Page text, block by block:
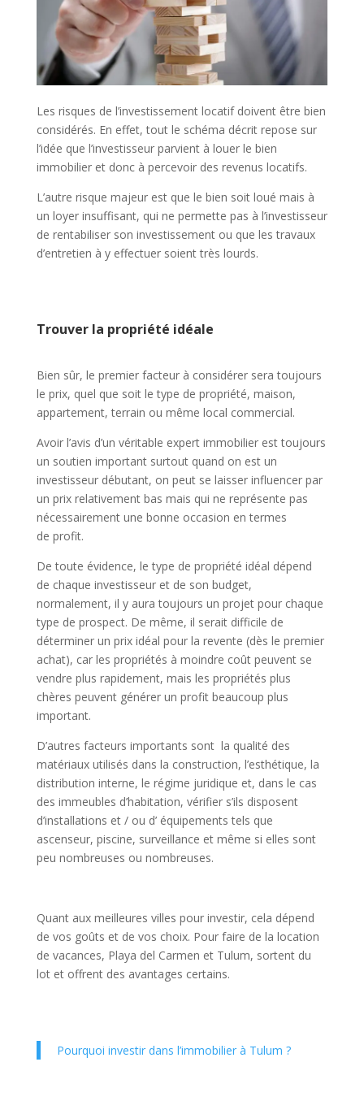
Les risques de l’investissement locatif doivent être bien
considérés. En effet, tout le schéma décrit repose sur
l’idée que l’investisseur parvient à louer le bien
immobilier et donc à percevoir des revenus locatifs.
L’autre risque majeur est que le bien soit loué mais à
un loyer insuffisant, qui ne permette pas à l’investisseur
de rentabiliser son investissement ou que les travaux
d’entretien à y effectuer soient très lourds.
Trouver la propriété idéale
Bien sûr, le premier facteur à considérer sera toujours
le prix, quel que soit le type de propriété, maison,
appartement, terrain ou même local commercial.
Avoir l’avis d’un véritable expert immobilier est toujours
un soutien important surtout quand on est un
investisseur débutant, on peut se laisser influencer par
un prix relativement bas mais qui ne représente pas
nécessairement une bonne occasion en termes
de profit.
De toute évidence, le type de propriété idéal dépend
de chaque investisseur et de son budget,
normalement, il y aura toujours un projet pour chaque
type de prospect. De même, il serait difficile de
déterminer un prix idéal pour la revente (dès le premier
achat), car les propriétés à moindre coût peuvent se
vendre plus rapidement, mais les propriétés plus
chères peuvent générer un profit beaucoup plus
important.
D’autres facteurs importants sont la qualité des
matériaux utilisés dans la construction, l’esthétique, la
distribution interne, le régime juridique et, dans le cas
des immeubles d’habitation, vérifier s’ils disposent
d’installations et / ou d’ équipements tels que
ascenseur, piscine, surveillance et même si elles sont
peu nombreuses ou nombreuses.
Quant aux meilleures villes pour investir, cela dépend
de vos goûts et de vos choix. Pour faire de la location
de vacances, Playa del Carmen et Tulum, sortent du
lot et offrent des avantages certains.
Pourquoi investir dans l’immobilier à Tulum ?